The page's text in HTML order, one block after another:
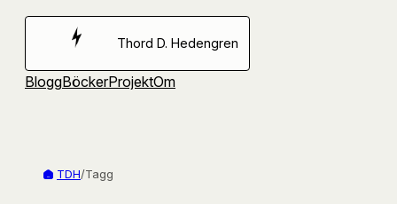
Hoppa
Thord D. Hedengren
BloggBöckerProjektOm
TDH/Tagg